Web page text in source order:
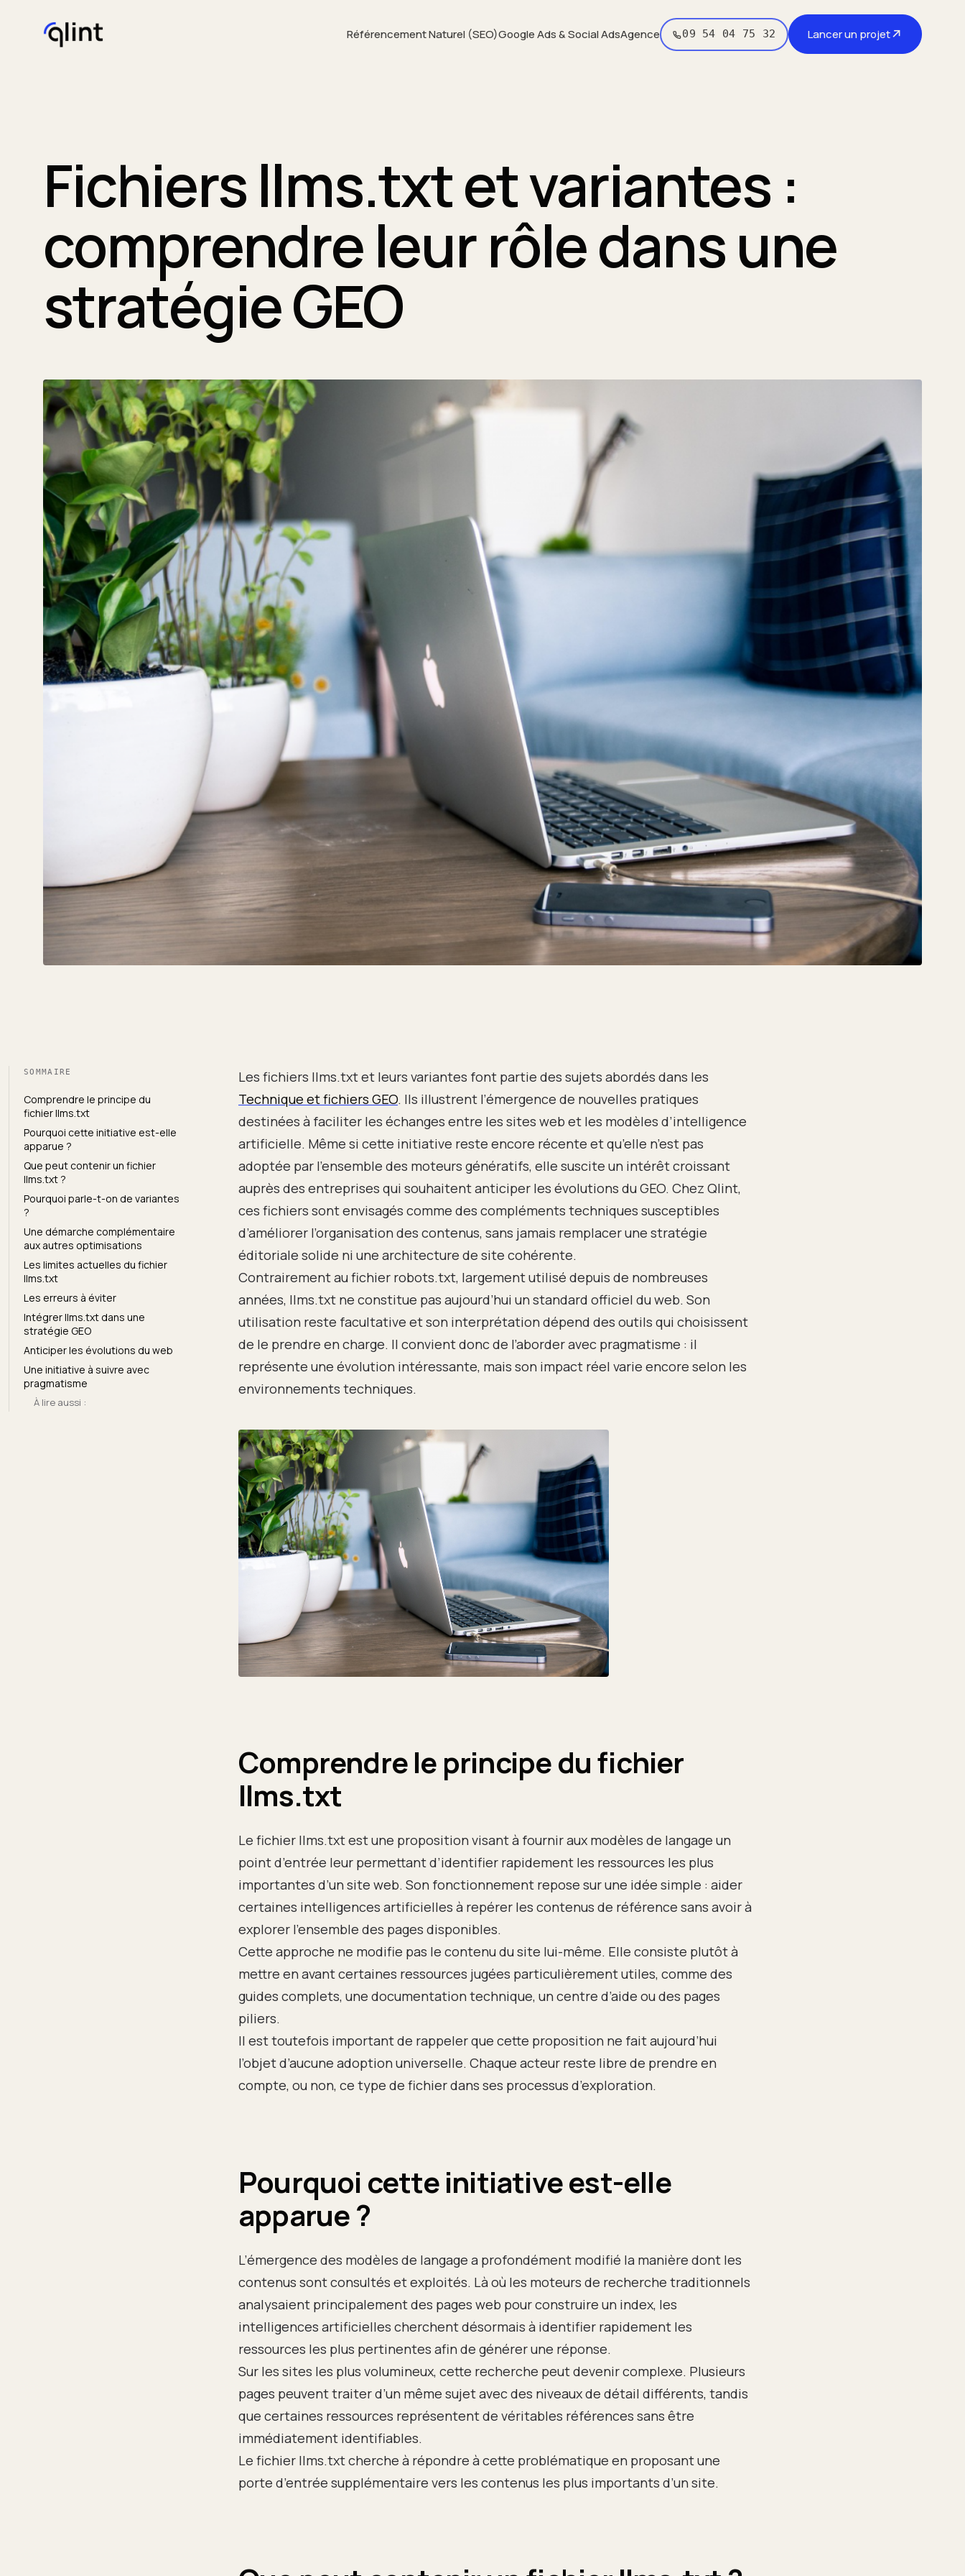
Référencement Naturel (SEO)Google Ads & Social AdsAgence 09 54 04 75 32 Lancer un projet↗
Fichiers llms.txt et variantes :
comprendre leur rôle dans une
stratégie GEO
SOMMAIRE
Comprendre le principe du
fichier llms.txt
Pourquoi cette initiative est-elle
apparue ?
Que peut contenir un fichier
llms.txt ?
Pourquoi parle-t-on de variantes
?
Une démarche complémentaire
aux autres optimisations
Les limites actuelles du fichier
llms.txt
Les erreurs à éviter
Intégrer llms.txt dans une
stratégie GEO
Anticiper les évolutions du web
Une initiative à suivre avec
pragmatisme
À lire aussi :
Les fichiers llms.txt et leurs variantes font partie des sujets abordés dans les
Technique et fichiers GEO. Ils illustrent l’émergence de nouvelles pratiques
destinées à faciliter les échanges entre les sites web et les modèles d’intelligence
artificielle. Même si cette initiative reste encore récente et qu’elle n’est pas
adoptée par l’ensemble des moteurs génératifs, elle suscite un intérêt croissant
auprès des entreprises qui souhaitent anticiper les évolutions du GEO. Chez Qlint,
ces fichiers sont envisagés comme des compléments techniques susceptibles
d’améliorer l’organisation des contenus, sans jamais remplacer une stratégie
éditoriale solide ni une architecture de site cohérente.
Contrairement au fichier robots.txt, largement utilisé depuis de nombreuses
années, llms.txt ne constitue pas aujourd’hui un standard officiel du web. Son
utilisation reste facultative et son interprétation dépend des outils qui choisissent
de le prendre en charge. Il convient donc de l’aborder avec pragmatisme : il
représente une évolution intéressante, mais son impact réel varie encore selon les
environnements techniques.
Comprendre le principe du fichier
llms.txt
Le fichier llms.txt est une proposition visant à fournir aux modèles de langage un
point d’entrée leur permettant d’identifier rapidement les ressources les plus
importantes d’un site web. Son fonctionnement repose sur une idée simple : aider
certaines intelligences artificielles à repérer les contenus de référence sans avoir à
explorer l’ensemble des pages disponibles.
Cette approche ne modifie pas le contenu du site lui-même. Elle consiste plutôt à
mettre en avant certaines ressources jugées particulièrement utiles, comme des
guides complets, une documentation technique, un centre d’aide ou des pages
piliers.
Il est toutefois important de rappeler que cette proposition ne fait aujourd’hui
l’objet d’aucune adoption universelle. Chaque acteur reste libre de prendre en
compte, ou non, ce type de fichier dans ses processus d’exploration.
Pourquoi cette initiative est-elle
apparue ?
L’émergence des modèles de langage a profondément modifié la manière dont les
contenus sont consultés et exploités. Là où les moteurs de recherche traditionnels
analysaient principalement des pages web pour construire un index, les
intelligences artificielles cherchent désormais à identifier rapidement les
ressources les plus pertinentes afin de générer une réponse.
Sur les sites les plus volumineux, cette recherche peut devenir complexe. Plusieurs
pages peuvent traiter d’un même sujet avec des niveaux de détail différents, tandis
que certaines ressources représentent de véritables références sans être
immédiatement identifiables.
Le fichier llms.txt cherche à répondre à cette problématique en proposant une
porte d’entrée supplémentaire vers les contenus les plus importants d’un site.